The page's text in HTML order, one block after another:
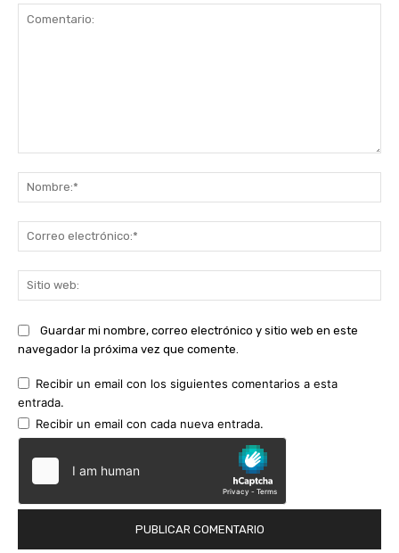
Guardar mi nombre, correo electrónico y sitio web en este
navegador la próxima vez que comente.
Recibir un email con los siguientes comentarios a esta
entrada.
Recibir un email con cada nueva entrada.